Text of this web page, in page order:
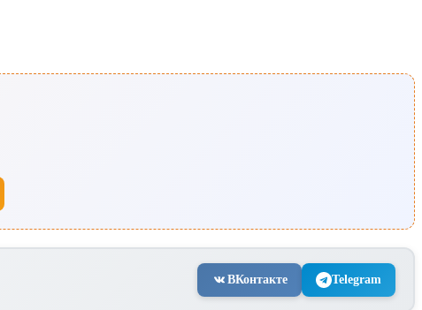
ВКонтакте Telegram